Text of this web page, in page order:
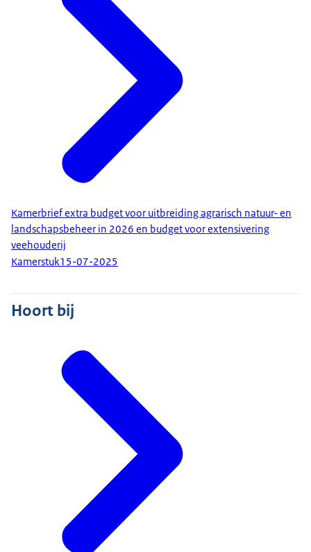
Kamerbrief extra budget voor uitbreiding agrarisch natuur- en
landschapsbeheer in 2026 en budget voor extensivering
veehouderij
Kamerstuk15-07-2025
Hoort bij